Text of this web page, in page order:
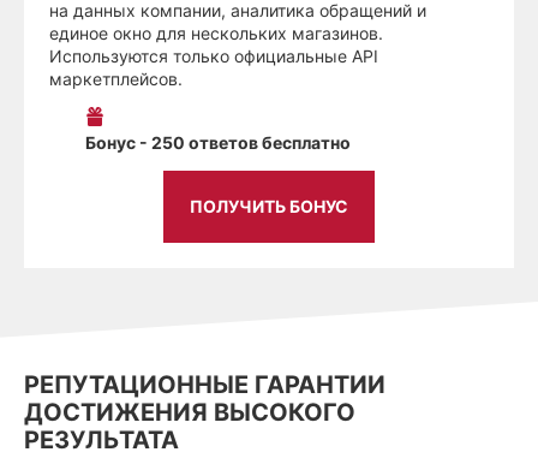
на данных компании, аналитика обращений и
единое окно для нескольких магазинов.
Используются только официальные API
маркетплейсов.
Бонус - 250 ответов бесплатно
ПОЛУЧИТЬ БОНУС
РЕПУТАЦИОННЫЕ ГАРАНТИИ
ДОСТИЖЕНИЯ ВЫСОКОГО
РЕЗУЛЬТАТА